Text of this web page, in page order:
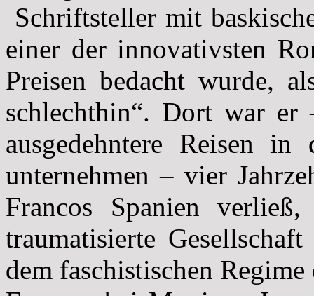
Schriftsteller mit
einer der innovativsten
Preisen bedacht wurde,
schlechthin“. Dort war
ausgedehntere Reisen in
unternehmen – vier
Francos Spanien
traumatisierte
dem faschistischen